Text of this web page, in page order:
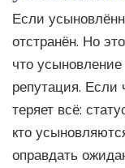
Если
отстранён. Но
что усыновление
репутация. Если
теряет всё:
кто
оправдать